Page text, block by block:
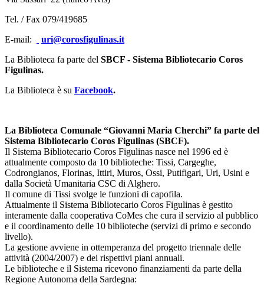
Tel. / Fax 079/419685
E-mail:
uri@corosfigulinas.it
La Biblioteca fa parte del SBCF - Sistema Bibliotecario Coros
Figulinas.
La Biblioteca è su Facebook.
La Biblioteca Comunale “Giovanni Maria Cherchi” fa parte del
Sistema Bibliotecario Coros Figulinas (SBCF).
Il Sistema Bibliotecario Coros Figulinas nasce nel 1996 ed è
attualmente composto da 10 biblioteche: Tissi, Cargeghe,
Codrongianos, Florinas, Ittiri, Muros, Ossi, Putifigari, Uri, Usini e
dalla Società Umanitaria CSC di Alghero.
Il comune di Tissi svolge le funzioni di capofila.
Attualmente il Sistema Bibliotecario Coros Figulinas è gestito
interamente dalla cooperativa CoMes che cura il servizio al pubblico
e il coordinamento delle 10 biblioteche (servizi di primo e secondo
livello).
La gestione avviene in ottemperanza del progetto triennale delle
attività (2004/2007) e dei rispettivi piani annuali.
Le biblioteche e il Sistema ricevono finanziamenti da parte della
Regione Autonoma della Sardegna: